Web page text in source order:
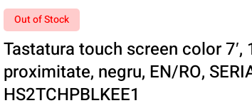
Out of Stock
Tastatura touch screen color
proximitate, negru, EN/RO,
HS2TCHPBLKEE1